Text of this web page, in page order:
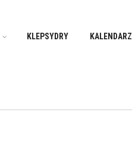
KLEPSYDRY KALENDARZ